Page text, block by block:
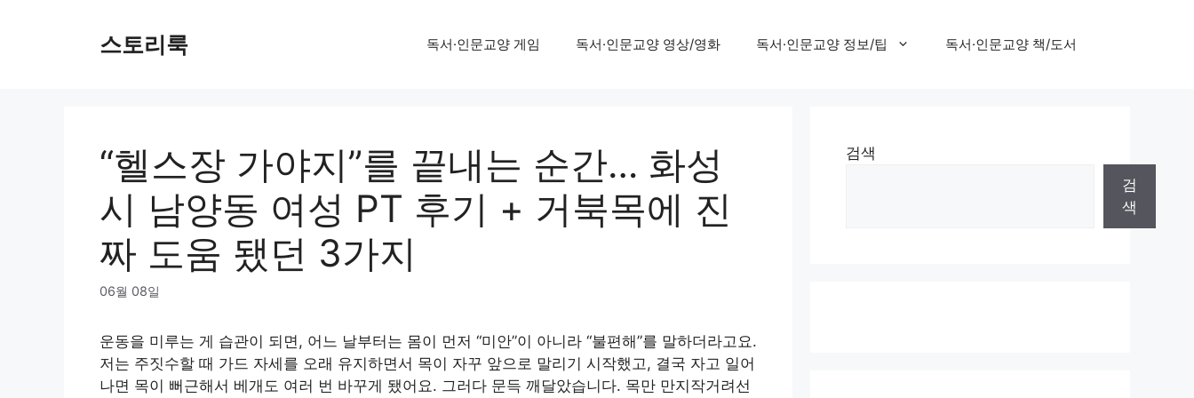
스토리룩 독서·인문교양 게임 독서·인문교양 영상/영화 독서·인문교양 정보/팁 독서·인문교양 책/도서
“헬스장 가야지”를 끝내는 순간… 화성
시 남양동 여성 PT 후기 + 거북목에 진
짜 도움 됐던 3가지
06월 08일
운동을 미루는 게 습관이 되면, 어느 날부터는 몸이 먼저 “미안”이 아니라 “불편해”를 말하더라고요.
저는 주짓수할 때 가드 자세를 오래 유지하면서 목이 자꾸 앞으로 말리기 시작했고, 결국 자고 일어
나면 목이 뻐근해서 베개도 여러 번 바꾸게 됐어요. 그러다 문득 깨달았습니다. 목만 만지작거려선
검색
검
색